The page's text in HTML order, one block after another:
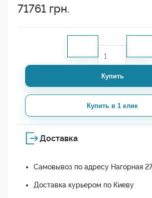
71761 грн.
Купить
Купить в 1 клик
Доставка
Самовывоз по адресу Нагорная
Доставка курьером по Киеву